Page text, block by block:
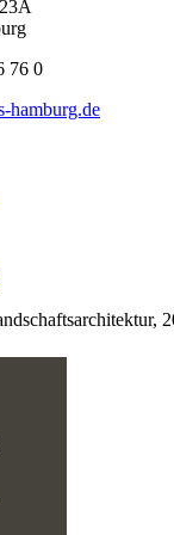
76 0
hamburg.de